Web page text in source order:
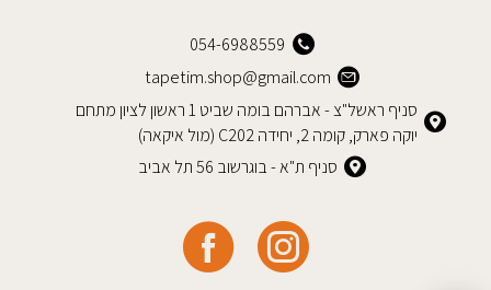
054-6988559
tapetim.shop@gmail.com
סניף ראשל"צ - אברהם בומה שביט 1 ראשון לציון מתחם
יוקה פארק, קומה 2, יחידה C202 (מול איקאה)
סניף ת"א - בוגרשוב 56 תל אביב